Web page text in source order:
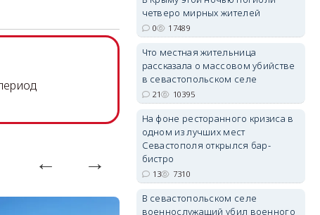
erid: 2SDnjcrDNw6
четверо мирных жителей
0 17489
Что местная жительница
рассказала о массовом убийстве
в севастопольском селе
21 10395
На фоне ресторанного кризиса в
одном из лучших мест
Севастополя открылся бар-
бистро
13 7310
В севастопольском селе
военнослужащий убил военного